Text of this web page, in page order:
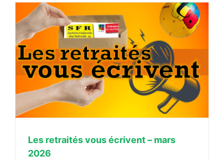
Les retraités vous écrivent – mars
2026